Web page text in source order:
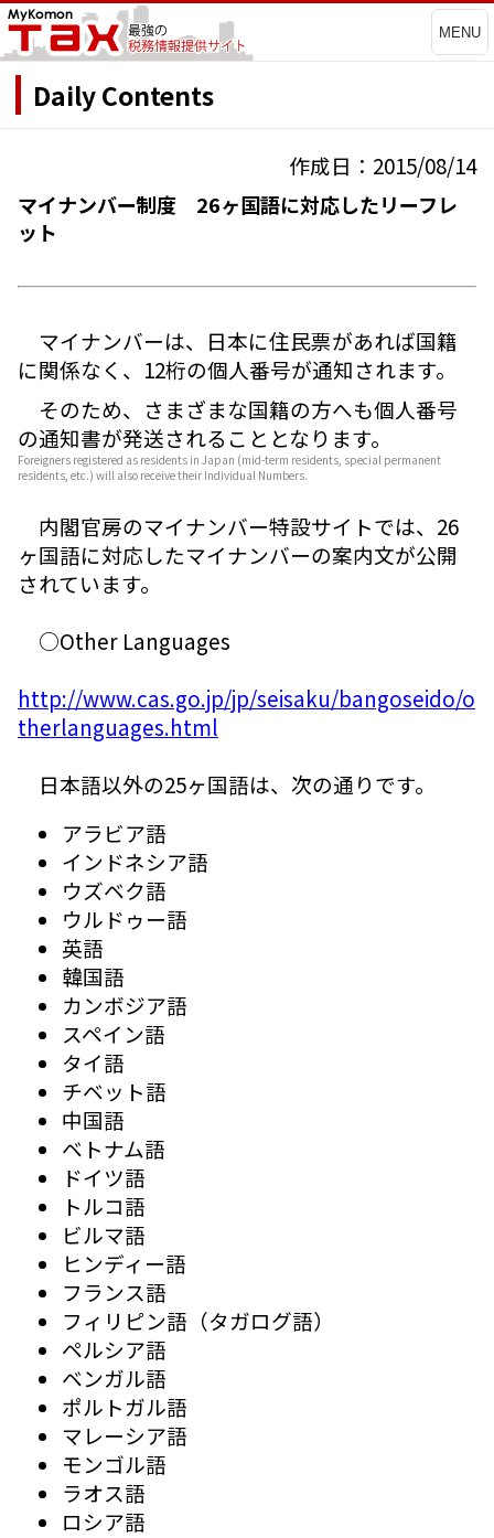
MENU
Daily Contents
作成日：2015/08/14
マイナンバー制度 26ヶ国語に対応したリーフレ
ット
マイナンバーは、日本に住民票があれば国籍
に関係なく、12桁の個人番号が通知されます。
そのため、さまざまな国籍の方へも個人番号
の通知書が発送されることとなります。
Foreigners registered as residents in Japan (mid-term residents, special permanent
residents, etc.) will also receive their Individual Numbers.
内閣官房のマイナンバー特設サイトでは、26
ヶ国語に対応したマイナンバーの案内文が公開
されています。
○Other Languages
http://www.cas.go.jp/jp/seisaku/bangoseido/o
therlanguages.html
日本語以外の25ヶ国語は、次の通りです。
アラビア語
インドネシア語
ウズベク語
ウルドゥー語
英語
韓国語
カンボジア語
スペイン語
タイ語
チベット語
中国語
ベトナム語
ドイツ語
トルコ語
ビルマ語
ヒンディー語
フランス語
フィリピン語（タガログ語）
ペルシア語
ベンガル語
ポルトガル語
マレーシア語
モンゴル語
ラオス語
ロシア語